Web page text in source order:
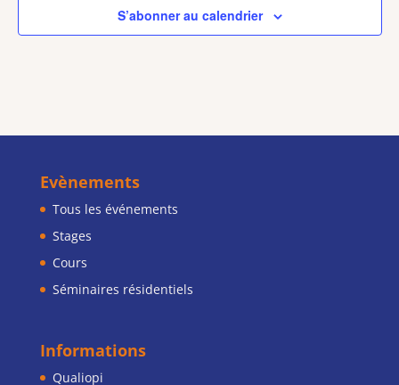
S’abonner au calendrier
Evènements
Tous les événements
Stages
Cours
Séminaires résidentiels
Informations
Qualiopi